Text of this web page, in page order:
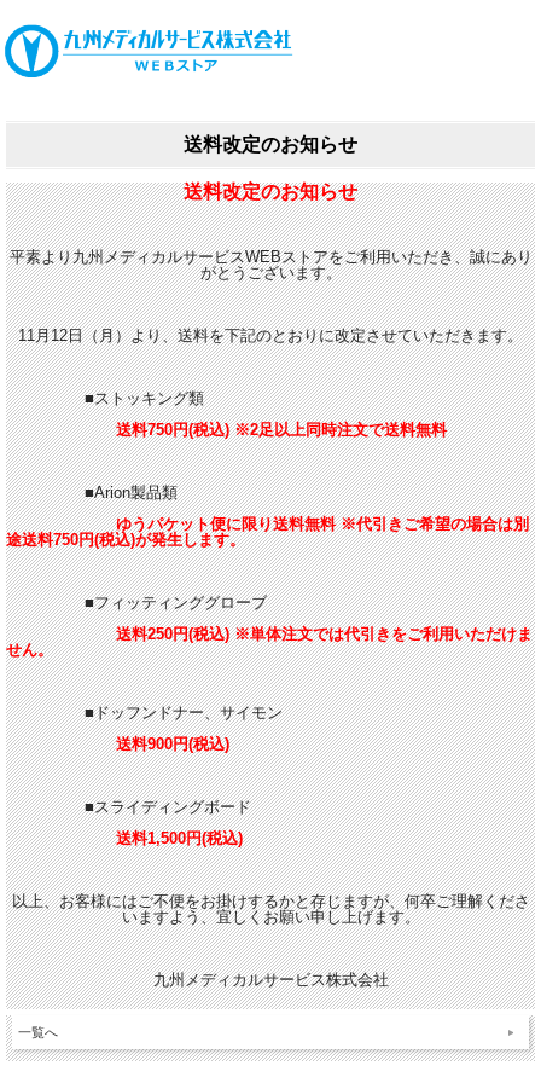
送料改定のお知らせ
送料改定のお知らせ
平素より九州メディカルサービスWEBストアをご利用いただき、誠にあり
がとうございます。
11月12日（月）より、送料を下記のとおりに改定させていただきます。
■ストッキング類
送料750円(税込) ※2足以上同時注文で送料無料
■Arion製品類
ゆうパケット便に限り送料無料 ※代引きご希望の場合は別
途送料750円(税込)が発生します。
■フィッティンググローブ
送料250円(税込) ※単体注文では代引きをご利用いただけま
せん。
■ドッフンドナー、サイモン
送料900円(税込)
■スライディングボード
送料1,500円(税込)
以上、お客様にはご不便をお掛けするかと存じますが、何卒ご理解くださ
いますよう、宜しくお願い申し上げます。
九州メディカルサービス株式会社
一覧へ